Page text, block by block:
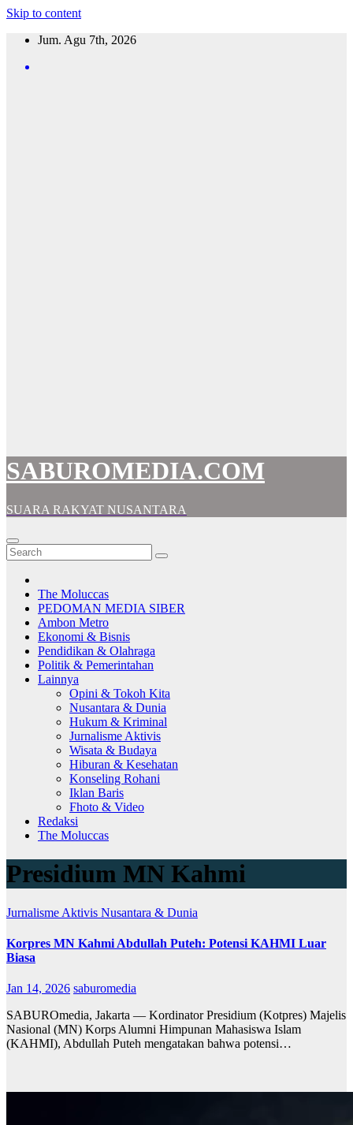
Skip to content
Jum. Agu 7th, 2026
SABUROMEDIA.COM
SUARA RAKYAT NUSANTARA
The Moluccas
PEDOMAN MEDIA SIBER
Ambon Metro
Ekonomi & Bisnis
Pendidikan & Olahraga
Politik & Pemerintahan
Lainnya
Opini & Tokoh Kita
Nusantara & Dunia
Hukum & Kriminal
Jurnalisme Aktivis
Wisata & Budaya
Hiburan & Kesehatan
Konseling Rohani
Iklan Baris
Fhoto & Video
Redaksi
The Moluccas
Presidium MN Kahmi
Jurnalisme Aktivis Nusantara & Dunia
Korpres MN Kahmi Abdullah Puteh: Potensi KAHMI Luar
Biasa
Jan 14, 2026 saburomedia
SABUROmedia, Jakarta — Kordinator Presidium (Kotpres) Majelis
Nasional (MN) Korps Alumni Himpunan Mahasiswa Islam
(KAHMI), Abdullah Puteh mengatakan bahwa potensi…